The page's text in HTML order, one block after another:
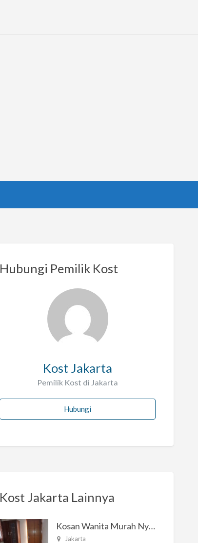
Hubungi Pemilik Kost
Kost Jakarta
Pemilik Kost di Jakarta
Hubungi
Kost Jakarta Lainnya
Kosan Wanita Murah Nyaman di Jakarta Selatan
Jakarta